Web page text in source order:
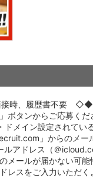
、履歴書不要
」ボタンからご応募く
ドメイン設定されてい
」からのメ
ルアドレス（＠
メールが届かない可能
レスをご入力いただく